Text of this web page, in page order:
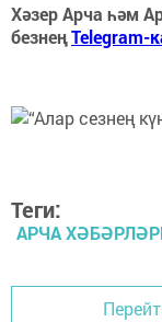
Хәзер Арча һәм
безнеңTelegram-
Теги:
АРЧА